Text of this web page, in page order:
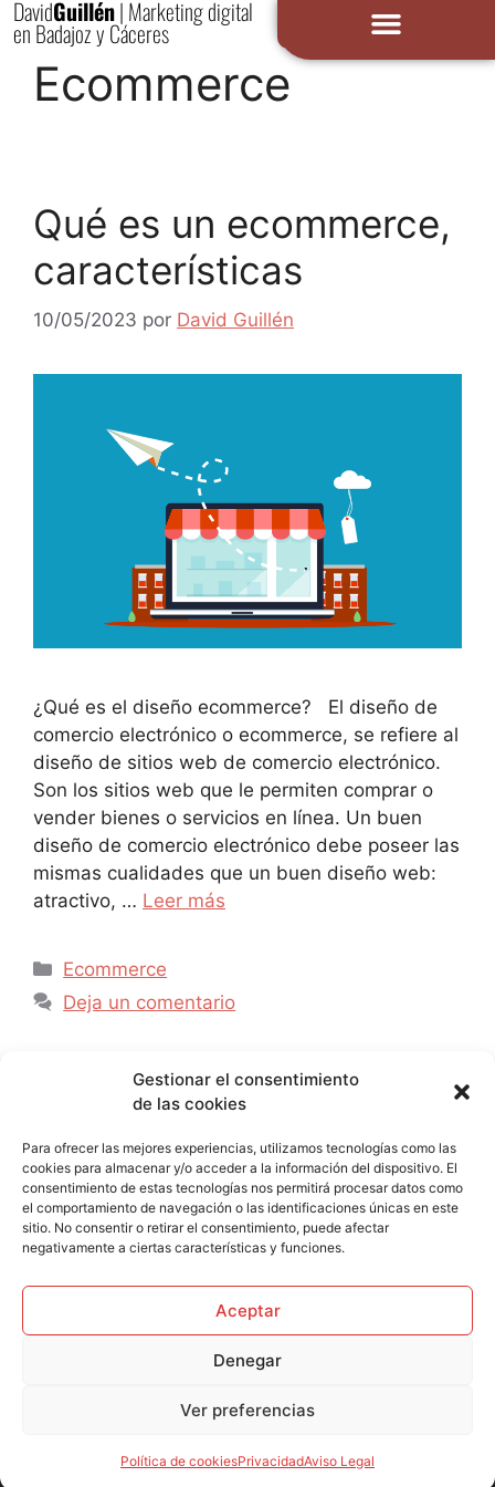
Gestionar el consentimiento
de las cookies
Para ofrecer las mejores experiencias, utilizamos tecnologías como las
cookies para almacenar y/o acceder a la información del dispositivo. El
consentimiento de estas tecnologías nos permitirá procesar datos como
el comportamiento de navegación o las identificaciones únicas en este
sitio. No consentir o retirar el consentimiento, puede afectar
negativamente a ciertas características y funciones.
Aceptar
Denegar
Ver preferencias
Política de cookiesPrivacidadAviso Legal
DavidGuillén| Marketing digital
en Badajoz y Cáceres
Ecommerce
Qué es un ecommerce,
características
10/05/2023 por David Guillén
¿Qué es el diseño ecommerce? El diseño de
comercio electrónico o ecommerce, se refiere al
diseño de sitios web de comercio electrónico.
Son los sitios web que le permiten comprar o
vender bienes o servicios en línea. Un buen
diseño de comercio electrónico debe poseer las
mismas cualidades que un buen diseño web:
atractivo, … Leer más
Ecommerce
Deja un comentario
¿TODAVÍA NO TIENES UNA
ESTRATEGIA DE MARKETING
DIGITAL? ¿CONTACTAMOS?
Badajoz y Cáceres